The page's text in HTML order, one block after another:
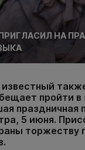
НА
пройти в
праздничная
5 июня.
торжеству